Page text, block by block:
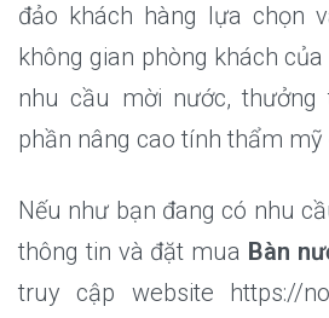
đảo khách hàng lựa chọn
không gian phòng khách
nhu cầu mời nước,
phần nâng cao tính thẩm mỹ
Nếu như bạn đang có nhu
thông tin và đặt mua Bàn
truy cập website https://